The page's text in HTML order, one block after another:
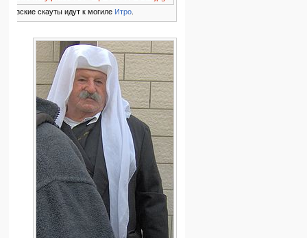
Друзские скауты идут к могиле Итро.